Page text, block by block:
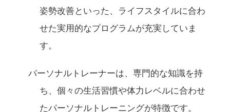
姿勢改善といった、ライフスタイルに合わ
せた実用的なプログラムが充実していま
す。
パーソナルトレーナーは、専門的な知識を持
ち、個々の生活習慣や体力レベルに合わせ
たパーソナルトレーニングが特徴です。